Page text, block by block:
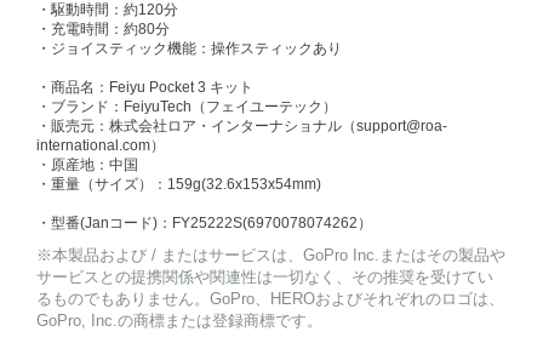
・駆動時間：約120分
・充電時間：約80分
・ジョイスティック機能：操作スティックあり
・商品名：Feiyu Pocket 3 キット
・ブランド：FeiyuTech（フェイユーテック）
・販売元：株式会社ロア・インターナショナル（support@roa-
international.com）
・原産地：中国
・重量（サイズ）：159g(32.6x153x54mm)
・型番(Janコード)：FY25222S(6970078074262）
※本製品および / またはサービスは、GoPro Inc.またはその製品や
サービスとの提携関係や関連性は一切なく、その推奨を受けてい
るものでもありません。GoPro、HEROおよびそれぞれのロゴは、
GoPro, Inc.の商標または登録商標です。